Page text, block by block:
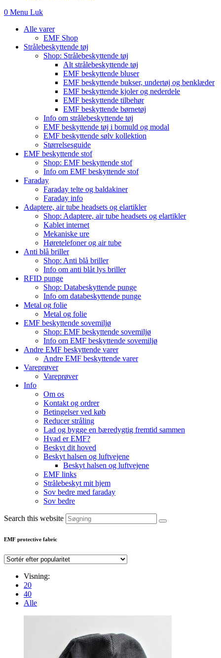
0 Menu Luk
Alle varer
EMF Shop
Strålebeskyttende tøj
Shop: Strålebeskyttende tøj
Alt strålebeskyttende tøj
EMF beskyttende bluser
EMF beskyttende bukser, undertøj og benklæder
EMF beskyttende kjoler og nederdele
EMF beskyttende tilbehør
EMF beskyttende børnetøj
Info om strålebeskyttende tøj
EMF beskyttende tøj i bomuld og modal
EMF beskyttende sølv kollektion
Størrelsesguide
EMF beskyttende stof
Shop: EMF beskyttende stof
Info om EMF beskyttende stof
Faraday
Faraday telte og baldakiner
Faraday info
Adaptere, air tube headsets og elartikler
Shop: Adaptere, air tube headsets og elartikler
Kablet internet
Mekaniske ure
Høretelefoner og air tube
Anti blå briller
Shop: Anti blå briller
Info om anti blåt lys briller
RFID punge
Shop: Databeskyttende punge
Info om databeskyttende punge
Metal og folie
Metal og folie
EMF beskyttende sovemiljø
Shop: EMF beskyttende sovemiljø
Info om EMF beskyttende sovemiljø
Andre EMF beskyttende varer
Andre EMF beskyttende varer
Vareprøver
Vareprøver
Info
Om os
Kontakt og ordrer
Betingelser ved køb
Reducer stråling
Lad og bygge en bæredygtig fremtid sammen
Hvad er EMF?
Beskyt dit hoved
Beskyt halsen og luftvejene
Beskyt halsen og luftvejene
EMF links
Strålebeskyt mit hjem
Sov bedre med faraday
Sov bedre
Search this website
EMF protective fabric
Visning:
20
40
Alle